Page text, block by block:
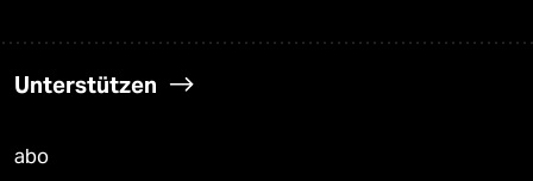
Unterstützen
abo